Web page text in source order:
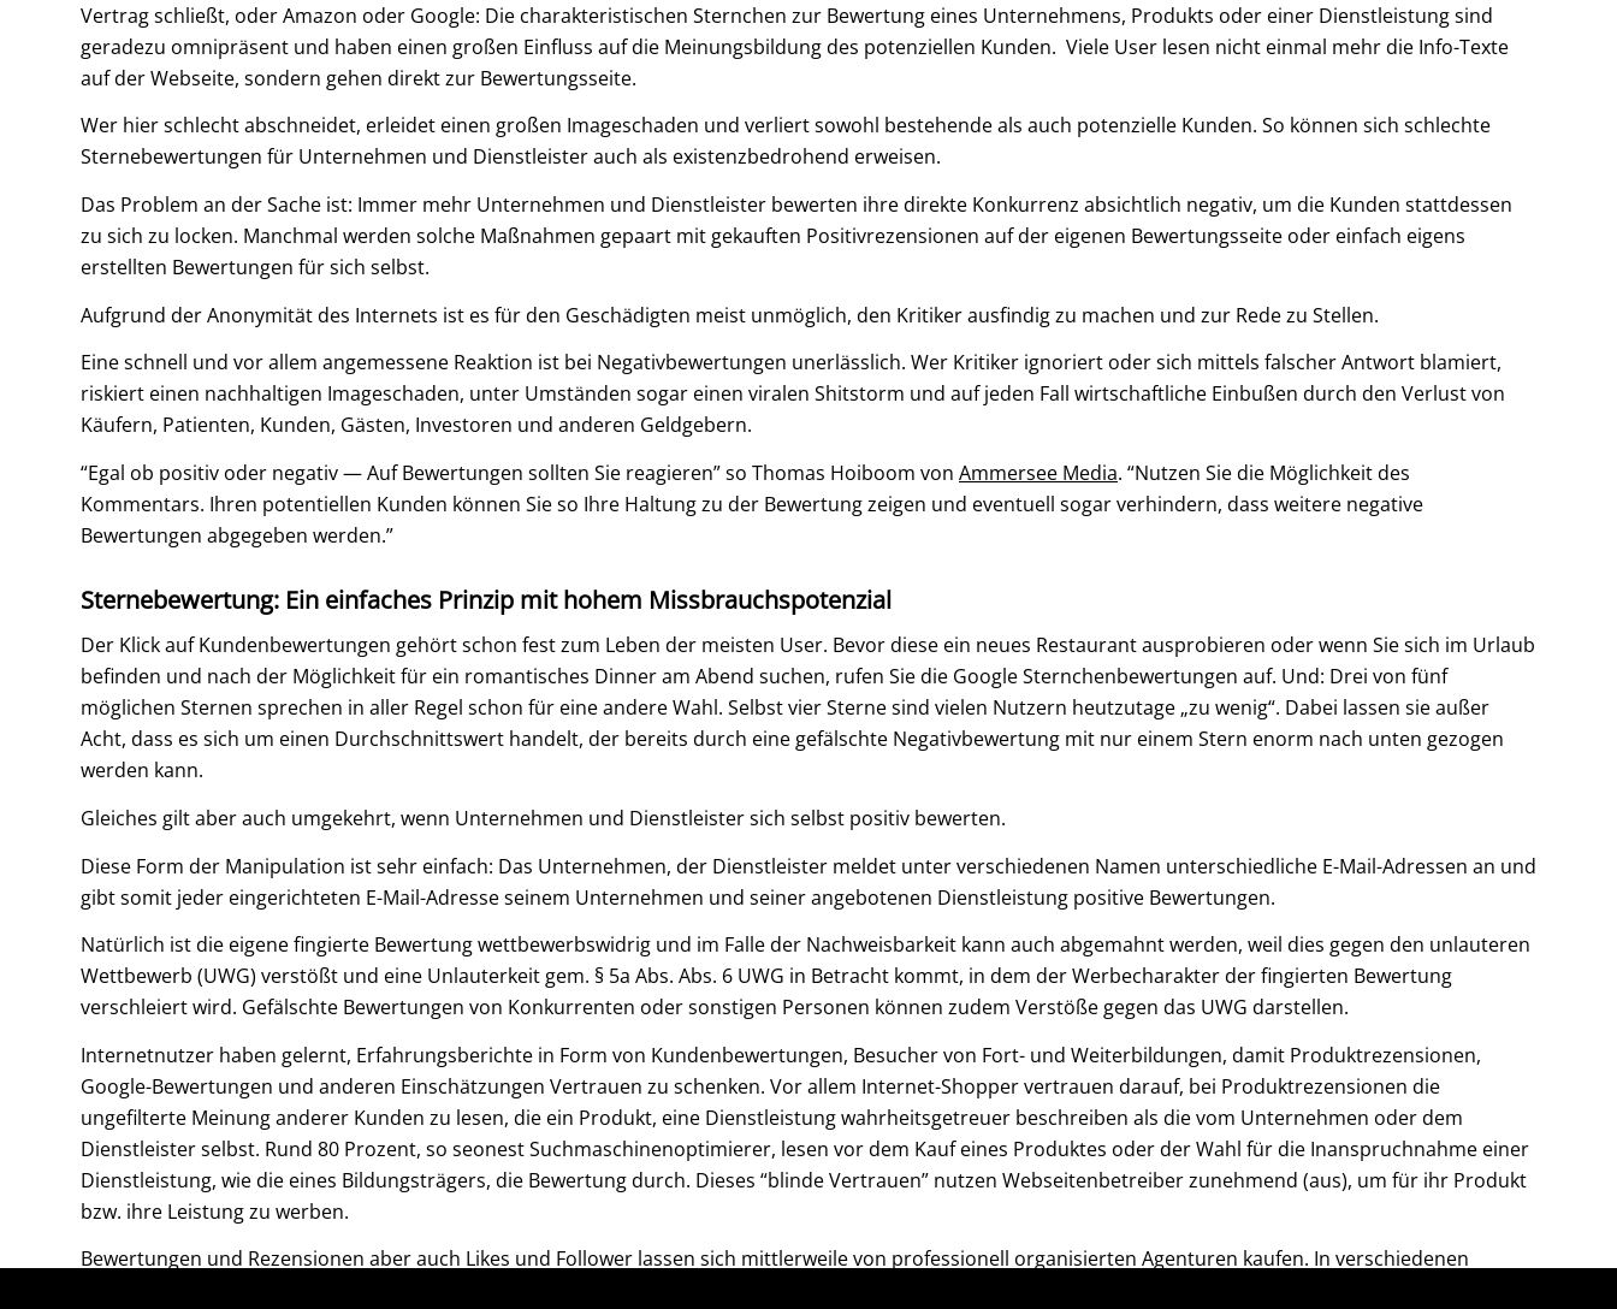
Vertrag schließt, oder Amazon oder Google: Die charakteristischen Sternchen zur Bewertung eines Unternehmens, Produkts oder einer Dienstleistung sind
geradezu omnipräsent und haben einen großen Einfluss auf die Meinungsbildung des potenziellen Kunden. Viele User lesen nicht einmal mehr die Info-Texte
auf der Webseite, sondern gehen direkt zur Bewertungsseite.
Wer hier schlecht abschneidet, erleidet einen großen Imageschaden und verliert sowohl bestehende als auch potenzielle Kunden. So können sich schlechte
Sternebewertungen für Unternehmen und Dienstleister auch als existenzbedrohend erweisen.
Das Problem an der Sache ist: Immer mehr Unternehmen und Dienstleister bewerten ihre direkte Konkurrenz absichtlich negativ, um die Kunden stattdessen
zu sich zu locken. Manchmal werden solche Maßnahmen gepaart mit gekauften Positivrezensionen auf der eigenen Bewertungsseite oder einfach eigens
erstellten Bewertungen für sich selbst.
Aufgrund der Anonymität des Internets ist es für den Geschädigten meist unmöglich, den Kritiker ausfindig zu machen und zur Rede zu Stellen.
Eine schnell und vor allem angemessene Reaktion ist bei Negativbewertungen unerlässlich. Wer Kritiker ignoriert oder sich mittels falscher Antwort blamiert,
riskiert einen nachhaltigen Imageschaden, unter Umständen sogar einen viralen Shitstorm und auf jeden Fall wirtschaftliche Einbußen durch den Verlust von
Käufern, Patienten, Kunden, Gästen, Investoren und anderen Geldgebern.
“Egal ob positiv oder negativ — Auf Bewertungen sollten Sie reagieren” so Thomas Hoiboom von Ammersee Media. “Nutzen Sie die Möglichkeit des
Kommentars. Ihren potentiellen Kunden können Sie so Ihre Haltung zu der Bewertung zeigen und eventuell sogar verhindern, dass weitere negative
Bewertungen abgegeben werden.”
Sternebewertung: Ein einfaches Prinzip mit hohem Missbrauchspotenzial
Der Klick auf Kundenbewertungen gehört schon fest zum Leben der meisten User. Bevor diese ein neues Restaurant ausprobieren oder wenn Sie sich im Urlaub
befinden und nach der Möglichkeit für ein romantisches Dinner am Abend suchen, rufen Sie die Google Sternchenbewertungen auf. Und: Drei von fünf
möglichen Sternen sprechen in aller Regel schon für eine andere Wahl. Selbst vier Sterne sind vielen Nutzern heutzutage „zu wenig“. Dabei lassen sie außer
Acht, dass es sich um einen Durchschnittswert handelt, der bereits durch eine gefälschte Negativbewertung mit nur einem Stern enorm nach unten gezogen
werden kann.
Gleiches gilt aber auch umgekehrt, wenn Unternehmen und Dienstleister sich selbst positiv bewerten.
Diese Form der Manipulation ist sehr einfach: Das Unternehmen, der Dienstleister meldet unter verschiedenen Namen unterschiedliche E-Mail-Adressen an und
gibt somit jeder eingerichteten E-Mail-Adresse seinem Unternehmen und seiner angebotenen Dienstleistung positive Bewertungen.
Natürlich ist die eigene fingierte Bewertung wettbewerbswidrig und im Falle der Nachweisbarkeit kann auch abgemahnt werden, weil dies gegen den unlauteren
Wettbewerb (UWG) verstößt und eine Unlauterkeit gem. § 5a Abs. Abs. 6 UWG in Betracht kommt, in dem der Werbecharakter der fingierten Bewertung
verschleiert wird. Gefälschte Bewertungen von Konkurrenten oder sonstigen Personen können zudem Verstöße gegen das UWG darstellen.
Internetnutzer haben gelernt, Erfahrungsberichte in Form von Kundenbewertungen, Besucher von Fort- und Weiterbildungen, damit Produktrezensionen,
Google-Bewertungen und anderen Einschätzungen Vertrauen zu schenken. Vor allem Internet-Shopper vertrauen darauf, bei Produktrezensionen die
ungefilterte Meinung anderer Kunden zu lesen, die ein Produkt, eine Dienstleistung wahrheitsgetreuer beschreiben als die vom Unternehmen oder dem
Dienstleister selbst. Rund 80 Prozent, so seonest Suchmaschinenoptimierer, lesen vor dem Kauf eines Produktes oder der Wahl für die Inanspruchnahme einer
Dienstleistung, wie die eines Bildungsträgers, die Bewertung durch. Dieses “blinde Vertrauen” nutzen Webseitenbetreiber zunehmend (aus), um für ihr Produkt
bzw. ihre Leistung zu werben.
Bewertungen und Rezensionen aber auch Likes und Follower lassen sich mittlerweile von professionell organisierten Agenturen kaufen. In verschiedenen